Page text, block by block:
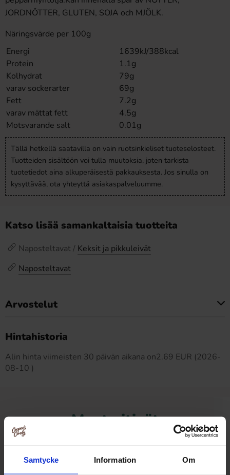
Samtycke Information Om
JORDNÖTTER, GLUTEN, SOJA och MJÖLK.
Näringsvärde per 100g
Energi
1639kJ/388kcal
Protein
1.1g
Kolhydrat
79g
varav sockerarter
69g
Fett
7.2g
varav mättat fett
4.5g
Motsvarande salt
0.01g
Tällä hetkellä saatavilla on vain ruotsinkieliset tuoteselosteet.
Tuotteiden sisältöön voi tulla muutoksia, joten tarkista
tuotetiedot aina alkuperäisestä pakkauksesta. Jos sinulla on
kysyttävää, ota yhteyttä asiakaspalveluumme.
Katso lisää samankaltaisia tuotteita
Naposteltavat / Keksit ja pikkuleivät
Naposteltavat
Arvostelut
Hintahistoria
Alin hinta viimeisten 30 päivän aikana on2.69 EUR (2026-
08-10 )
Muut pitivät